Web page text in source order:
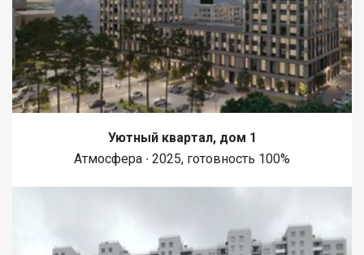
Уютный квартал, дом 1
Атмосфера ∙ 2025, готовность 100%